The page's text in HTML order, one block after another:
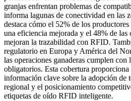
granjas enfrentan problemas de
informa lagunas de conectividad en las
destaca cómo el 52% de los
una eficiencia mejorada y el 48% de las
mejoran la trazabilidad con RFID.
regulatorio en Europa y América del
las operaciones ganaderas cumplen con
obligatorios. Esta cobertura proporciona
información clave sobre la adopción de
regional y el posicionamiento
etiquetas de oído RFID inteligente.